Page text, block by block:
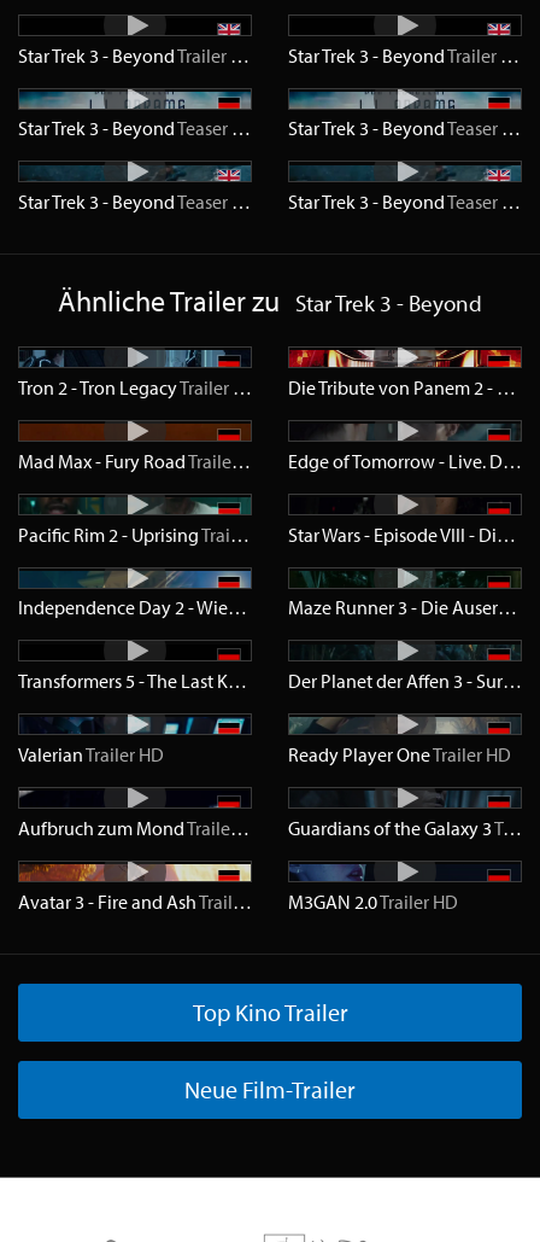
Star Trek 3 - BeyondTrailer HD Star Trek 3 - BeyondTrailer
Star Trek 3 - BeyondTeaser HD Star Trek 3 - BeyondTeaser
Star Trek 3 - BeyondTeaser HD Star Trek 3 - BeyondTeaser
Ähnliche Trailer zu Star Trek 3 - Beyond
Tron 2 - Tron LegacyTrailer SD Die Tribute von Panem 2 - Catching Fire
Mad Max - Fury RoadTrailer HD Edge of Tomorrow - Live. Die. Repeat.
Pacific Rim 2 - UprisingTrailer Star Wars - Episode VIII - Die letzten Jedi
Independence Day 2 - Wiederkehr Trailer HD Maze Runner 3 - Die Auserwählten in der Todeszone
Transformers 5 - The Last Knight TrailerHD Der Planet der Affen 3 - Survival
ValerianTrailer HD Ready Player OneTrailer HD
Aufbruch zum MondTrailer HD Guardians of the Galaxy 3Trailer
Avatar 3 - Fire and AshTrailer M3GAN 2.0Trailer HD
Top Kino Trailer
Neue Film-Trailer